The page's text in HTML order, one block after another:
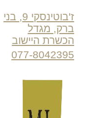
ז'בוטינסקי 9, בני
ברק, מגדל
הכשרת היישוב
077-8042395